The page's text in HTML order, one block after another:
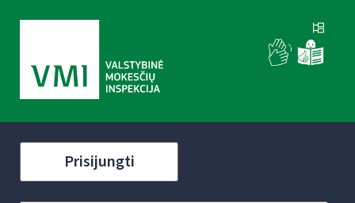
Prisijungti